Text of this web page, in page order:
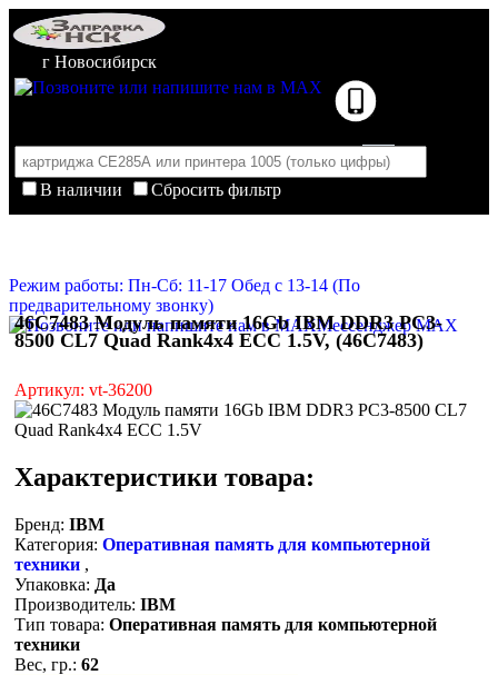
г Новосибирск
В наличии
Сбросить фильтр
Корзина пуста
Режим работы: Пн-Сб: 11-17 Обед с 13-14 (По
предварительному звонку)
Мессенджер MAX
46C7483 Модуль памяти 16Gb IBM DDR3 PC3-
8500 CL7 Quad Rank4x4 ECC 1.5V, (46C7483)
Артикул: vt-36200
Характеристики товара:
Бренд: IBM
Категория: Оперативная память для компьютерной
техники ,
Упаковка: Да
Производитель: IBM
Тип товара: Оперативная память для компьютерной
техники
Вес, гр.: 62